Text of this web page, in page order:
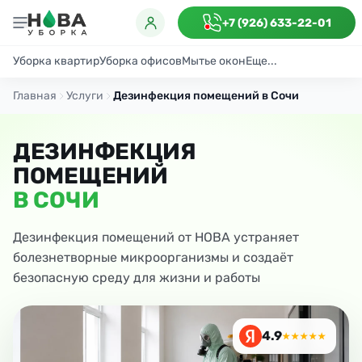
+7 (926) 633-22-01
Уборка квартирУборка офисовМытье оконЕще...
ГенеральнаяПоддерживающаяПосле ремонта
Главная Услуги Дезинфекция помещений в Сочи
ДЕЗИНФЕКЦИЯ
ПОМЕЩЕНИЙ
В СОЧИ
Дезинфекция помещений от НОВА устраняет
болезнетворные микроорганизмы и создаёт
безопасную среду для жизни и работы
4.9★★★★★